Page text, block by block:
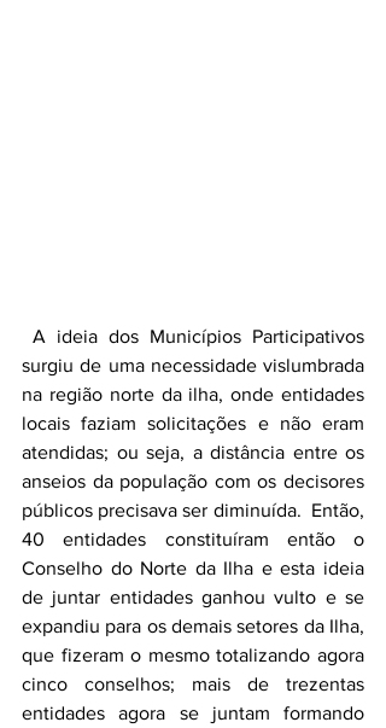
surgiu de uma necessidade vislumbrada
na região norte da ilha, onde entidades
locais faziam solicitações e não eram
atendidas; ou seja, a distância entre os
anseios da população com os decisores
públicos precisava ser diminuída.  Então,
40 entidades constituíram então o
Conselho do Norte da Ilha e esta ideia
de juntar entidades ganhou vulto e se
expandiu para os demais setores da Ilha,
que fizeram o mesmo totalizando agora
cinco conselhos; mais de trezentas
entidades agora se juntam formando